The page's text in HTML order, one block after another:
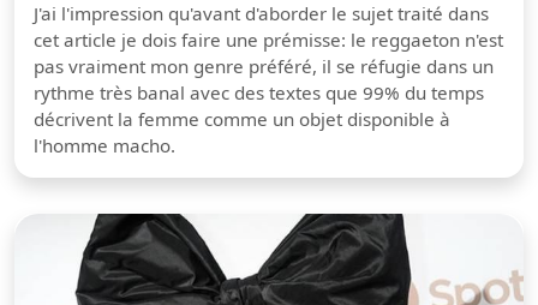
J'ai l'impression qu'avant d'aborder le sujet traité dans
cet article je dois faire une prémisse: le reggaeton n'est
pas vraiment mon genre préféré, il se réfugie dans un
rythme très banal avec des textes que 99% du temps
décrivent la femme comme un objet disponible à
l'homme macho.